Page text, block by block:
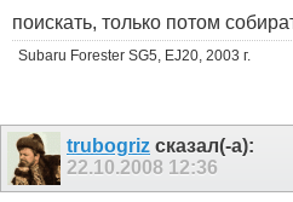
поискать, только потом
Subaru Forester SG5, EJ20, 2003 г.
trubogriz сказал(-а):
22.10.2008 12:36